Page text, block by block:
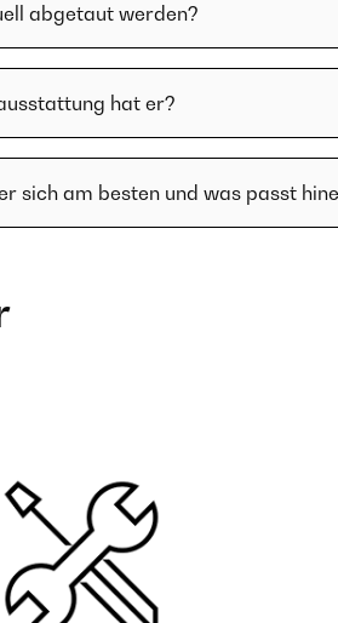
abgetaut werden?
hat er?
sich am besten und was passt